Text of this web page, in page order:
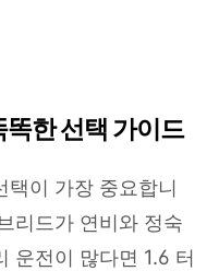
한 선택 가이드
택이 가장 중요합니
리드가 연비와 정숙
운전이 많다면 1.6 터